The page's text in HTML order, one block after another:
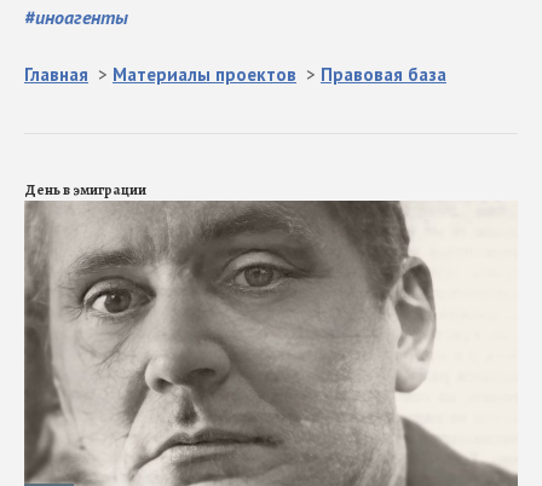
#иноагенты
Главная > Материалы проектов > Правовая база
День в эмиграции